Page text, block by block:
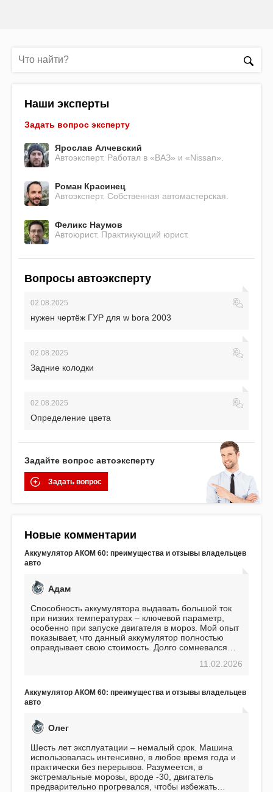
Наши эксперты
Задать вопрос эксперту
Ярослав Алчевский
Автоэксперт. Работал в «ВАЗ» и «Nissan».
Роман Красинец
Автоэксперт. Собственная автомастерская.
Феликс Наумов
Автоюрист. Практикующий юрист.
Вопросы автоэксперту
02.08.2025
нужен чертёж ГУР для w bora 2003
02.08.2025
Задние колодки
02.08.2025
Определение цвета
Задайте вопрос автоэксперту
Задать вопрос
Новые комментарии
Аккумулятор АКОМ 60: преимущества и отзывы владельцев
авто
Адам
Способность аккумулятора выдавать большой ток
при низких температурах – ключевой параметр,
особенно при запуске двигателя в мороз. Мой опыт
показывает, что данный аккумулятор полностью
оправдывает свою стоимость. Долго сомневался
пожалел. Считаю, что это отличное вложение,11.02.2026
Аккумулятор АКОМ 60: преимущества и отзывы владельцев
авто
Олег
Шесть лет эксплуатации – немалый срок. Машина
использовалась интенсивно, в любое время года и
практически без перерывов. Разумеется, в
экстремальные морозы, вроде -30, двигатель
предварительно прогревался, чтобы избежать